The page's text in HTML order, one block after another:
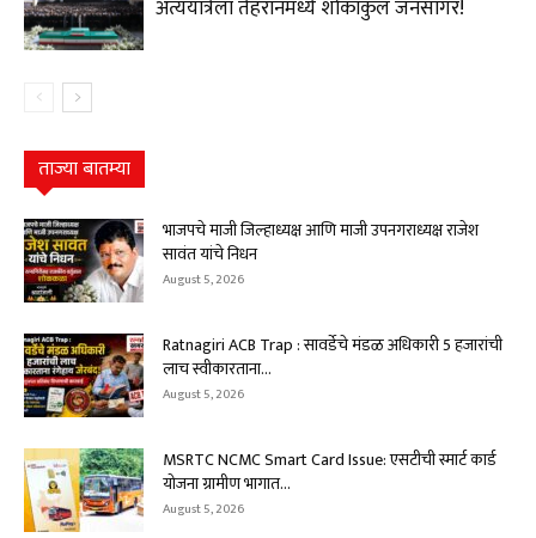
अंत्ययात्रेला तेहरानमध्ये शोकाकुल जनसागर!
ताज्या बातम्या
भाजपचे माजी जिल्हाध्यक्ष आणि माजी उपनगराध्यक्ष राजेश
सावंत यांचे निधन
August 5, 2026
Ratnagiri ACB Trap : सावर्डेचे मंडळ अधिकारी ₹5 हजारांची
लाच स्वीकारताना...
August 5, 2026
MSRTC NCMC Smart Card Issue: एसटीची स्मार्ट कार्ड
योजना ग्रामीण भागात...
August 5, 2026